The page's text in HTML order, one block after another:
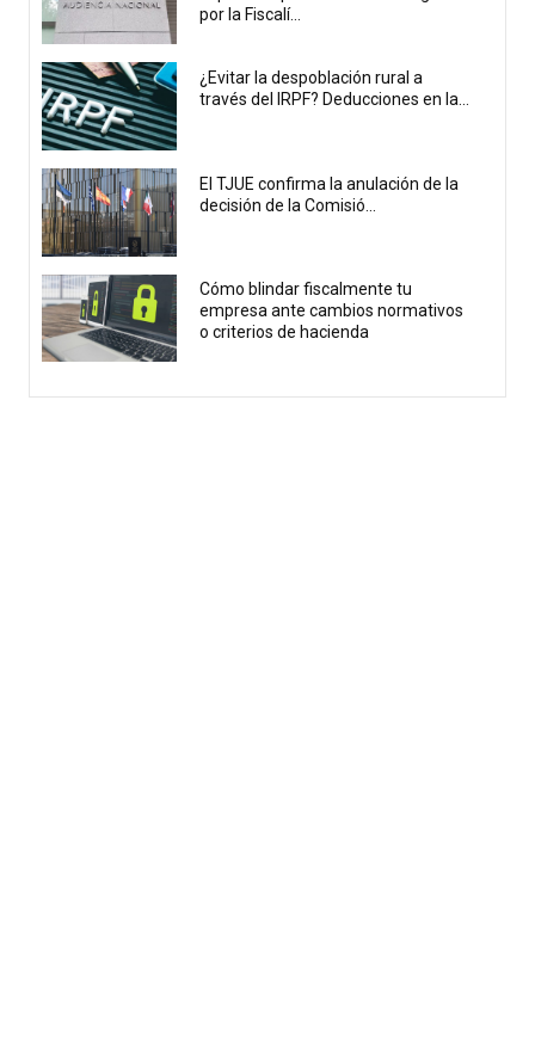
por la Fiscalí...
¿Evitar la despoblación rural a
través del IRPF? Deducciones en la...
El TJUE confirma la anulación de la
decisión de la Comisió...
Cómo blindar fiscalmente tu
empresa ante cambios normativos
o criterios de hacienda